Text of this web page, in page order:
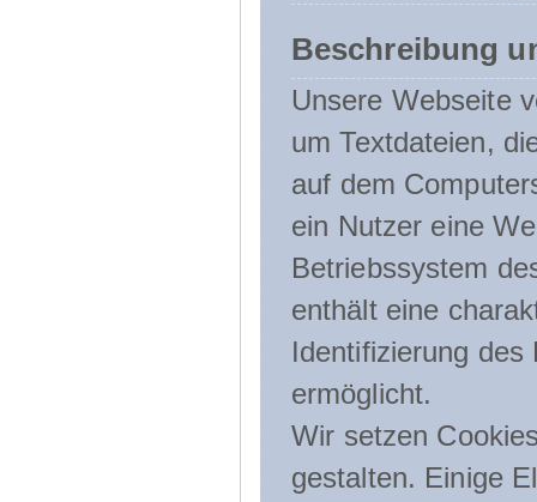
Beschreibung
Unsere Webseite
um Textdateien,
auf dem
ein Nutzer eine
Betriebssystem
enthält eine
Identifizierung
ermöglicht.
Wir setzen
gestalten. Einige